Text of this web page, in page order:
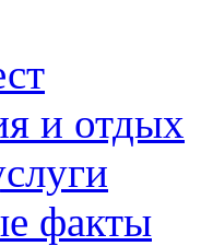
и отдых
факты